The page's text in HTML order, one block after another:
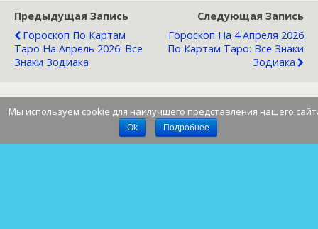
Предыдущая Запись
Гороскоп По Картам
Таро На Апрель 2026: Все
Знаки Зодиака
Следующая Запись
Гороскоп На 4 Апреля 2026
По Картам Таро: Все Знаки
Зодиака
Мы используем cookie для наилучшего представления нашего
Ok Подробнее
Наверх